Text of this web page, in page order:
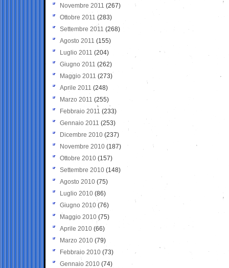
Novembre 2011 (267)
Ottobre 2011 (283)
Settembre 2011 (268)
Agosto 2011 (155)
Luglio 2011 (204)
Giugno 2011 (262)
Maggio 2011 (273)
Aprile 2011 (248)
Marzo 2011 (255)
Febbraio 2011 (233)
Gennaio 2011 (253)
Dicembre 2010 (237)
Novembre 2010 (187)
Ottobre 2010 (157)
Settembre 2010 (148)
Agosto 2010 (75)
Luglio 2010 (86)
Giugno 2010 (76)
Maggio 2010 (75)
Aprile 2010 (66)
Marzo 2010 (79)
Febbraio 2010 (73)
Gennaio 2010 (74)